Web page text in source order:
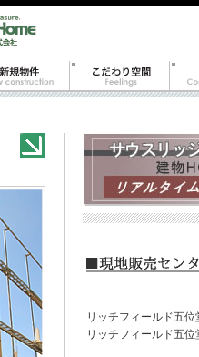
リッチフィールド五
リッチフィールド五